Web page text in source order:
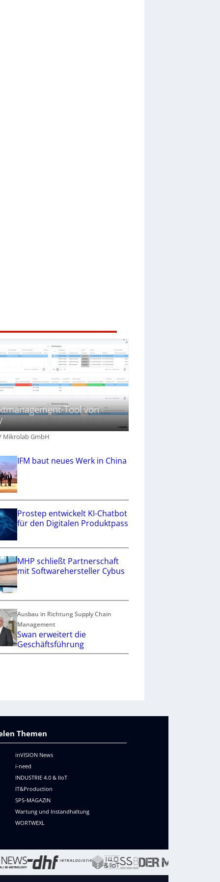
Tool von
Mikrolab GmbH
IFM baut neues Werk in China
Prostep entwickelt KI-Chatbot
für den Digitalen Produktpass
MHP schließt Partnerschaft
mit Softwarehersteller Cybus
Ausbau in Richtung Supply Chain
Management
Swan erweitert die
Geschäftsführung
Themen
inVISION News
i-need
INDUSTRIE 4.0 & IIoT
IT&Production
SPS-MAGAZIN
Wartung und Instandhaltung
WORTWEXL